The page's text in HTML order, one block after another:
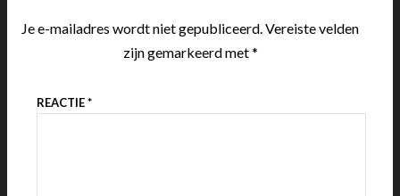
Je e-mailadres wordt niet gepubliceerd.Vereiste velden
zijn gemarkeerd met*
REACTIE*